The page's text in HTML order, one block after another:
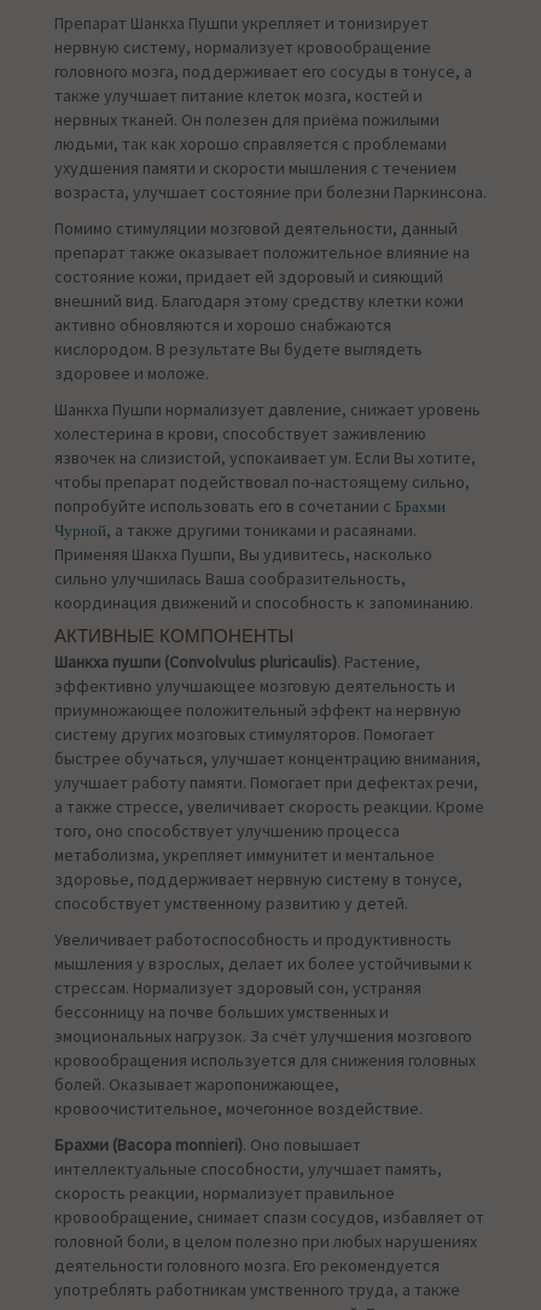
Препарат Шанкха Пушпи укрепляет и тонизирует
нервную систему, нормализует кровообращение
головного мозга, поддерживает его сосуды в тонусе, а
также улучшает питание клеток мозга, костей и
нервных тканей. Он полезен для приёма пожилыми
людьми, так как хорошо справляется с проблемами
ухудшения памяти и скорости мышления с течением
возраста, улучшает состояние при болезни Паркинсона.
Помимо стимуляции мозговой деятельности, данный
препарат также оказывает положительное влияние на
состояние кожи, придает ей здоровый и сияющий
внешний вид. Благодаря этому средству клетки кожи
активно обновляются и хорошо снабжаются
кислородом. В результате Вы будете выглядеть
здоровее и моложе.
Шанкха Пушпи нормализует давление, снижает уровень
холестерина в крови, способствует заживлению
язвочек на слизистой, успокаивает ум. Если Вы хотите,
чтобы препарат подействовал по-настоящему сильно,
попробуйте использовать его в сочетании с Брахми
Чурной, а также другими тониками и расаянами.
Применяя Шакха Пушпи, Вы удивитесь, насколько
сильно улучшилась Ваша сообразительность,
координация движений и способность к запоминанию.
АКТИВНЫЕ КОМПОНЕНТЫ
Шанкха пушпи (Convolvulus pluricaulis). Растение,
эффективно улучшающее мозговую деятельность и
приумножающее положительный эффект на нервную
систему других мозговых стимуляторов. Помогает
быстрее обучаться, улучшает концентрацию внимания,
улучшает работу памяти. Помогает при дефектах речи,
а также стрессе, увеличивает скорость реакции. Кроме
того, оно способствует улучшению процесса
метаболизма, укрепляет иммунитет и ментальное
здоровье, поддерживает нервную систему в тонусе,
способствует умственному развитию у детей.
Увеличивает работоспособность и продуктивность
мышления у взрослых, делает их более устойчивыми к
стрессам. Нормализует здоровый сон, устраняя
бессонницу на почве больших умственных и
эмоциональных нагрузок. За счёт улучшения мозгового
кровообращения используется для снижения головных
болей. Оказывает жаропонижающее,
кровоочистительное, мочегонное воздействие.
Брахми (Bacopa monnieri). Оно повышает
интеллектуальные способности, улучшает память,
скорость реакции, нормализует правильное
кровообращение, снимает спазм сосудов, избавляет от
головной боли, в целом полезно при любых нарушениях
деятельности головного мозга. Его рекомендуется
употреблять работникам умственного труда, а также